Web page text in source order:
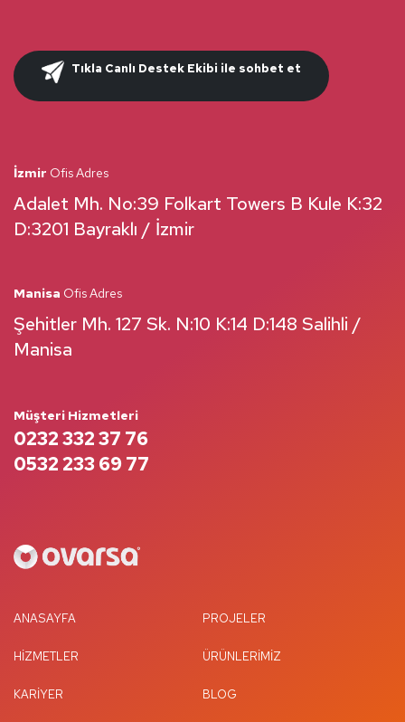
Tıkla Canlı Destek Ekibi ile sohbet et
İzmir Ofis Adres
Adalet Mh. No:39 Folkart Towers B Kule K:32
D:3201 Bayraklı / İzmir
Manisa Ofis Adres
Şehitler Mh. 127 Sk. N:10 K:14 D:148 Salihli /
Manisa
Müşteri Hizmetleri
0232 332 37 76
0532 233 69 77
ANASAYFA PROJELER
HIZMETLER ÜRÜNLERIMIZ
KARIYER BLOG